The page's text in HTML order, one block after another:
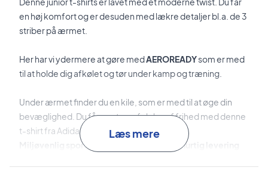
en høj komfort og er desuden med lækre detaljer bl.a. de 3
striber på ærmet.
Her har vi ydermere at gøre medAEROREADYsom er med
til at holde dig afkølet og tør under kamp og træning.
Under ærmet finder du en kile, som er med til at øge din
bevæglighed. Du får en større følelse af frihed med denne
t-shirt fra Adidas.
Miljøvenlig sports t-shirt til junior. Du får hurtig levering
Læs mere